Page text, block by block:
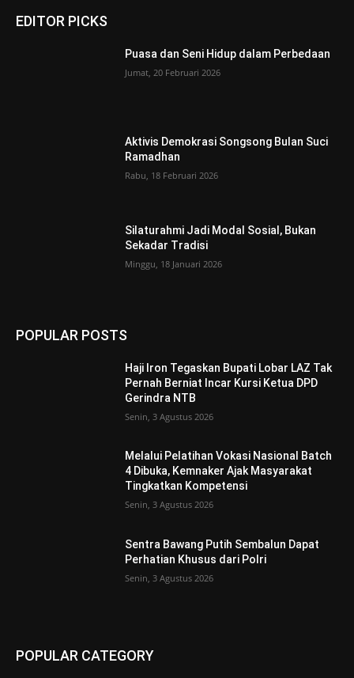
EDITOR PICKS
Puasa dan Seni Hidup dalam Perbedaan
Jumat, 20 Februari 2026
Aktivis Demokrasi Songsong Bulan Suci
Ramadhan
Rabu, 18 Februari 2026
Silaturahmi Jadi Modal Sosial, Bukan
Sekadar Tradisi
Minggu, 18 Januari 2026
POPULAR POSTS
Haji Iron Tegaskan Bupati Lobar LAZ Tak
Pernah Berniat Incar Kursi Ketua DPD
Gerindra NTB
Senin, 3 Agustus 2026
Melalui Pelatihan Vokasi Nasional Batch
4 Dibuka, Kemnaker Ajak Masyarakat
Tingkatkan Kompetensi
Senin, 3 Agustus 2026
Sentra Bawang Putih Sembalun Dapat
Perhatian Khusus dari Polri
Senin, 3 Agustus 2026
POPULAR CATEGORY